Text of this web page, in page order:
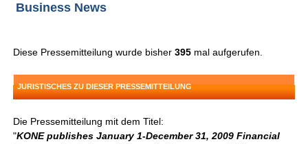
Business News
Diese Pressemitteilung wurde bisher395 mal aufgerufen.
JURISTISCHES ZU DIESER PRESSEMITTEILUNG
Die Pressemitteilung mit dem Titel:
"KONE publishes January 1-December 31, 2009 Financial